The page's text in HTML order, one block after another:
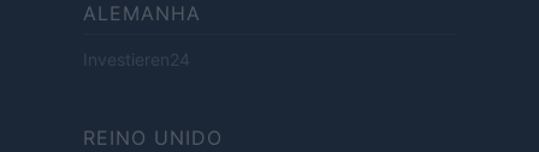
ALEMANHA
Investieren24
REINO UNIDO